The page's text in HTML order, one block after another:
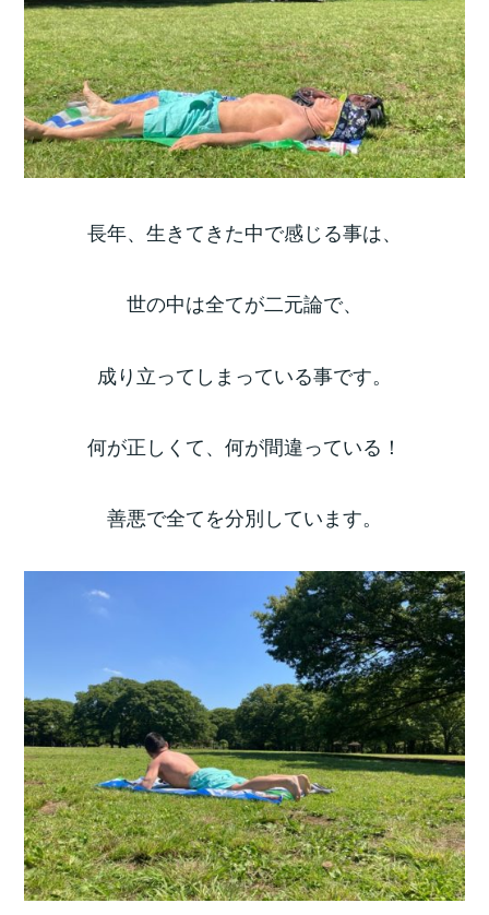
長年、生きてきた中で感じる事は、
世の中は全てが二元論で、
成り立ってしまっている事です。
何が正しくて、何が間違っている！
善悪で全てを分別しています。